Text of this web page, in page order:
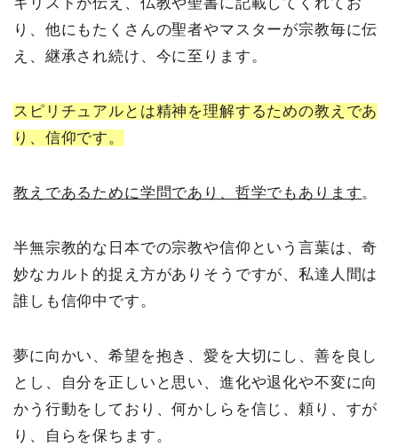
り、他にもたくさんの聖者やマスターが宗教毎に伝
え、継承され続け、今に至ります。
スピリチュアルとは精神を理解するための教えであ
り、信仰です。
教えであるために学問であり、哲学でもあります。
半無宗教的な日本での宗教や信仰という言葉は、奇
妙なカルト的捉え方がありそうですが、私達人間は
誰しも信仰中です。
夢に向かい、希望を抱き、愛を大切にし、善を良し
とし、自分を正しいと思い、進化や退化や不変に向
かう行動をしており、何かしらを信じ、頼り、すが
り、自らを保ちます。